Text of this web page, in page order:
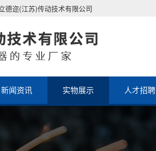
德迩(江苏)传动技术有限公司
新闻资讯 实物展示 人才招聘